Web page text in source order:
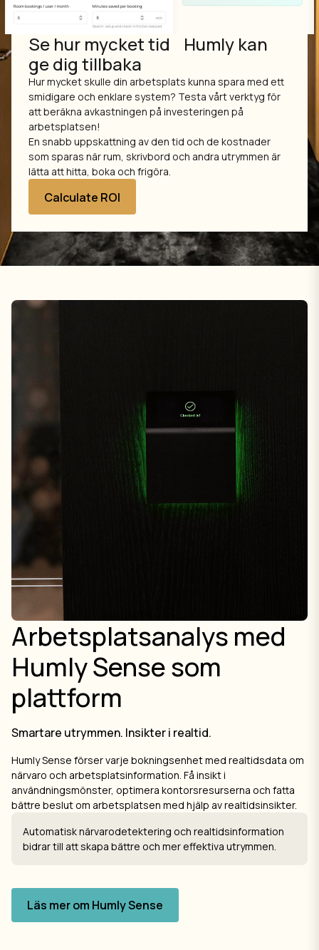
Se hur mycket tid Humly kan
ge dig tillbaka
Hur mycket skulle din arbetsplats kunna spara med ett
smidigare och enklare system? Testa vårt verktyg för
att beräkna avkastningen på investeringen på
arbetsplatsen!
En snabb uppskattning av den tid och de kostnader
som sparas när rum, skrivbord och andra utrymmen är
lätta att hitta, boka och frigöra.
Calculate ROI
Arbetsplatsanalys med
Humly Sense som
plattform
Smartare utrymmen. Insikter i realtid.
Humly Sense förser varje bokningsenhet med realtidsdata om
närvaro och arbetsplatsinformation. Få insikt i
användningsmönster, optimera kontorsresurserna och fatta
bättre beslut om arbetsplatsen med hjälp av realtidsinsikter.
Automatisk närvarodetektering och realtidsinformation
bidrar till att skapa bättre och mer effektiva utrymmen.
Läs mer om Humly Sense